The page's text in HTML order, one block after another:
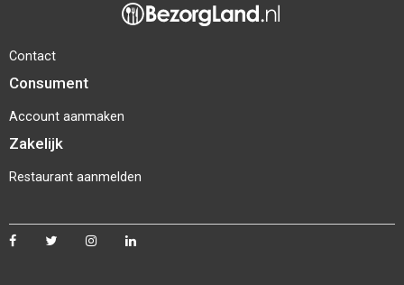
Contact
Consument
Account aanmaken
Zakelijk
Restaurant aanmelden